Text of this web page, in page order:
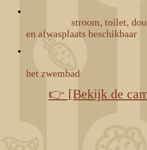
stroom, toilet,
en afwasplaats beschikbaar
het zwembad
👉 [Bekijk de